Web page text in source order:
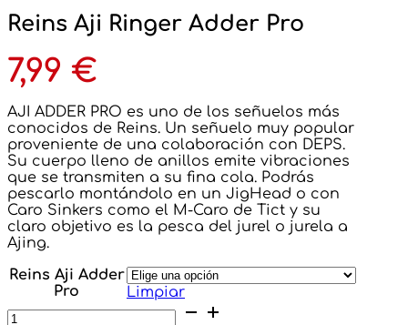
Reins Aji Ringer Adder Pro
7,99 €
AJI ADDER PRO es uno de los señuelos más
conocidos de Reins. Un señuelo muy popular
proveniente de una colaboración con DEPS.
Su cuerpo lleno de anillos emite vibraciones
que se transmiten a su fina cola. Podrás
pescarlo montándolo en un JigHead o con
Caro Sinkers como el M-Caro de Tict y su
claro objetivo es la pesca del jurel o jurela a
Ajing.
Reins Aji Adder
Pro
Limpiar
Reins